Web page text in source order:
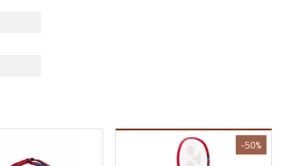
-50%